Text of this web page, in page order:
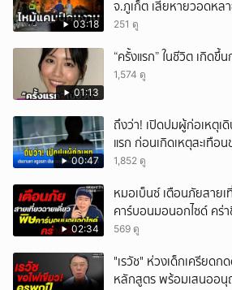
03:18
จ.ภูเก็ต เสียหายวอดหล
251 ดู
01:13
“ครั้งแรก” ในชีวิต เกิดขึ้
1,574 ดู
00:47
ถึงว่า! เปิดปมผู้ก่อเหตุเ
แรก ก่อนเกิดเหตุสะเทือ
1,852 ดู
02:34
หมอเบ็นซ์ เตือนภัยสาย
คาร์บอนมอนอกไซด์ คร่
วัดติดตัว
569 ดู
"เรวัช" ห่วงเด็กเครียด
หลักสูตร พร้อมเสนออนุ